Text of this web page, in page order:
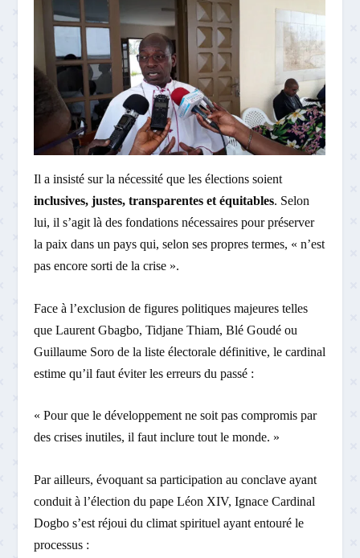
Il a insisté sur la nécessité que les élections soient
inclusives, justes, transparentes et équitables. Selon
lui, il s’agit là des fondations nécessaires pour préserver
la paix dans un pays qui, selon ses propres termes, « n’est
pas encore sorti de la crise ».
Face à l’exclusion de figures politiques majeures telles
que Laurent Gbagbo, Tidjane Thiam, Blé Goudé ou
Guillaume Soro de la liste électorale définitive, le cardinal
estime qu’il faut éviter les erreurs du passé :
« Pour que le développement ne soit pas compromis par
des crises inutiles, il faut inclure tout le monde. »
Par ailleurs, évoquant sa participation au conclave ayant
conduit à l’élection du pape Léon XIV, Ignace Cardinal
Dogbo s’est réjoui du climat spirituel ayant entouré le
processus :